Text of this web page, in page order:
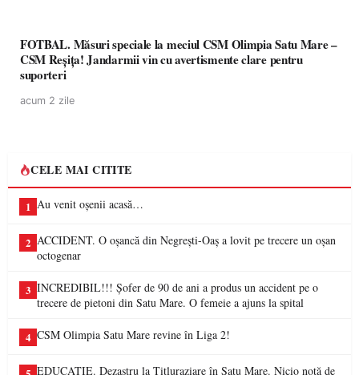
FOTBAL. Măsuri speciale la meciul CSM Olimpia Satu Mare –
CSM Reșița! Jandarmii vin cu avertismente clare pentru
suporteri
acum 2 zile
CELE MAI CITITE
1 Au venit oșenii acasă…
2 ACCIDENT. O oșancă din Negrești-Oaș a lovit pe trecere un oșan
octogenar
3 INCREDIBIL!!! Șofer de 90 de ani a produs un accident pe o
trecere de pietoni din Satu Mare. O femeie a ajuns la spital
4 CSM Olimpia Satu Mare revine în Liga 2!
EDUCAȚIE. Dezastru la Titluraziare în Satu Mare. Nicio notă de